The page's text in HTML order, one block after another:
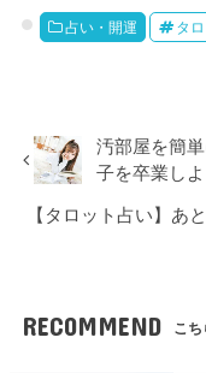
占い・開運 タ
汚部屋を簡
子を卒業し
【タロット占い】あ
RECOMMEND こち